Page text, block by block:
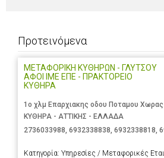
Προτεινόμενα
ΜΕΤΑΦΟΡΙΚΗ ΚΥΘΗΡΩΝ - ΓΛΥΤΣΟΥ
ΑΦΟΙ ΙΜΕ ΕΠΕ - ΠΡΑΚΤΟΡΕΙΟ
ΚΥΘΗΡΑ
1ο χλμ Επαρχιακης οδου Ποταμου
ΚΥΘΗΡΑ - ΑΤΤΙΚΗΣ - ΕΛΛΑΔΑ
2736033988, 6932338838, 6932338818,
Κατηγορία: Υπηρεσίες / Μεταφορικές